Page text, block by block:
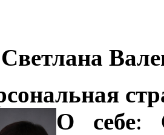
О себе: